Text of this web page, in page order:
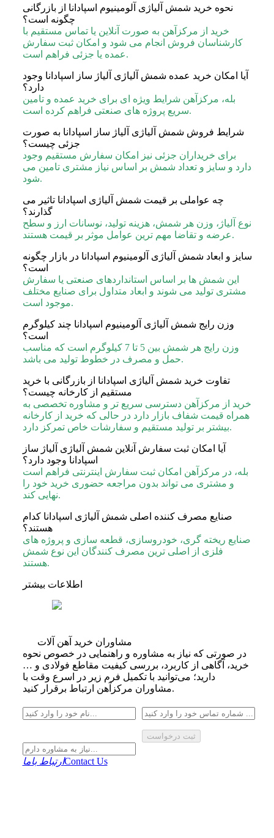
نحوه خرید شمش آلیاژی آلومینیوم اسپادانا از بازرگانی
چگونه است؟
خرید از مرکزآهن به صورت آنلاین یا تماس مستقیم با
کارشناسان فروش انجام می شود و امکان ثبت سفارش
عمده یا جزئی فراهم است.
آیا امکان خرید عمده شمش آلیاژی آلیاژ ساز اسپادانا وجود
دارد؟
بله، مرکزآهن شرایط ویژه ای برای خرید عمده و تامین
سریع پروژه های صنعتی فراهم کرده است.
شرایط فروش شمش آلیاژی آلیاژ ساز اسپادانا به صورت
جزئی چیست؟
برای خریداران جزئی نیز امکان سفارش مستقیم وجود
دارد و سایز و تعداد شمش بر اساس نیاز مشتری تامین می
شود.
چه عواملی بر قیمت شمش آلیاژی اسپادانا تاثیر می‌
گذارند؟
نوع آلیاژ، وزن هر شمش، هزینه تولید، نوسانات ارز و سطح
عرضه و تقاضا مهم ترین عوامل موثر بر قیمت هستند.
سایز و ابعاد شمش آلیاژی آلومینیوم اسپادانا در بازار چگونه
است؟
این شمش ها بر اساس استانداردهای صنعتی یا سفارش
مشتری تولید می شوند و ابعاد متداول برای صنایع مختلف
موجود است.
وزن رایج شمش آلیاژی آلومینیوم اسپادانا چند کیلوگرم
است؟
وزن رایج هر شمش بین 5 تا 7 کیلوگرم است که مناسب
حمل و مصرف در خطوط تولید می باشد.
تفاوت خرید شمش آلیاژی اسپادانا از بازرگانی با خرید
مستقیم از کارخانه چیست؟
خرید از مرکزآهن دسترسی سریع تر و مشاوره تخصصی به
همراه قیمت شفاف بازار دارد در حالی که خرید از کارخانه
بیشتر بر تولید مستقیم و سفارشات خاص تمرکز دارد.
آیا امکان ثبت سفارش آنلاین شمش آلیاژی آلیاژ ساز
اسپادانا وجود دارد؟
بله، در مرکزآهن امکان ثبت سفارش اینترنتی فراهم است
و مشتری می تواند بدون مراجعه حضوری خرید خود را
نهایی کند.
صنایع مصرف‌ کننده اصلی شمش آلیاژی اسپادانا کدام
هستند؟
صنایع ریخته گری، خودروسازی، قطعه سازی و پروژه های
فلزی از اصلی ترین مصرف کنندگان این نوع شمش
هستند.
اطلاعات بیشتر
مشاوران خرید آهن آلات
در صورتی که نیاز به مشاوره و راهنمایی در خصوص نحوه
خرید، آگاهی از کاربرد، بررسی کیفیت مقاطع فولادی و …
دارید؛ می‌توانید با تکمیل فرم زیر در اسرع وقت با
مشاوران مرکزآهن ارتباط برقرار کنید.
ثبت درخواست
ارتباط باماContact Us